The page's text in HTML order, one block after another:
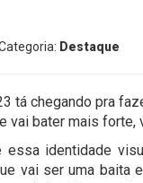
Categoria: Destaque
tá chegando pra
vai bater mais forte,
identidade
vai ser uma baita